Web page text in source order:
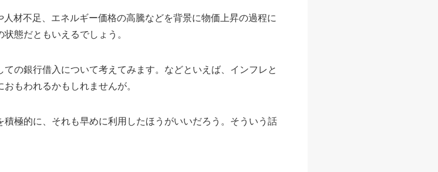
材不足、エネルギー価格の高騰などを背景に物価上昇の過程に
態だともいえるでしょう。
の銀行借入について考えてみます。などといえば、インフレと
もわれるかもしれませんが。
極的に、それも早めに利用したほうがいいだろう。そういう話